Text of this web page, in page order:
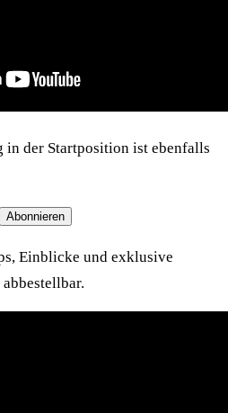
in der Startposition ist ebenfalls
Abonnieren
Einblicke und exklusive